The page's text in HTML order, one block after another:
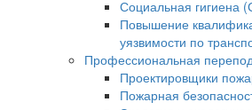
Социальная гигиена
Повышение
уязвимости по
Профессиональная
Проектировщики
Пожарная